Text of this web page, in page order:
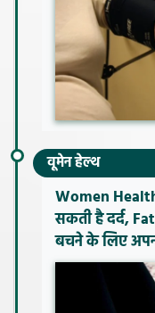
वूमेन हेल्थ
Women
सकती है दर्द,
बचने के लिए